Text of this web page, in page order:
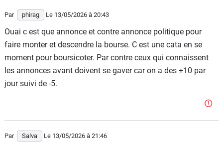
Par phirag Le 13/05/2026 à 20:43
Ouai c est que annonce et contre annonce politique pour
faire monter et descendre la bourse. C est une cata en se
moment pour boursicoter. Par contre ceux qui connaissent
les annonces avant doivent se gaver car on a des +10 par
jour suivi de -5.
Par Salva Le 13/05/2026 à 21:46